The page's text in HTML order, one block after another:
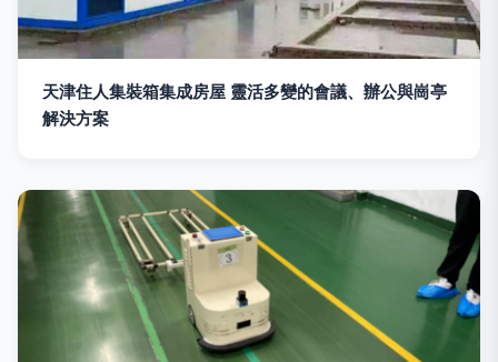
天津住人集裝箱集成房屋 靈活多變的會議、辦公與崗亭
解決方案